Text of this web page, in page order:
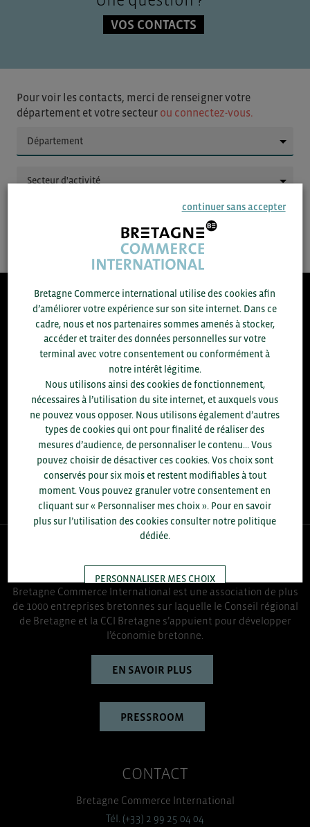
VOS CONTACTS
Pour voir les contacts, merci de renseigner votre
département et votre secteur ou connectez-vous.
SAUVEGARDER
8.300
ACCOMPAGNEMENTS RÉALISÉS EN 2025
développement commercial, conseils réglementaires, réunions
+1.700 ENTREPRISES DIFFÉRENTES
accompagnées par notre équipe en 2025
96 % D'ENTREPRISES SATISFAITES
enquête réalisée auprès de 300 entreprises
QUI-SOMMES NOUS ?
Bretagne Commerce International est une association de plus
de 1000 entreprises bretonnes sur laquelle le Conseil régional
de Bretagne et la CCI Bretagne s’appuient pour développer
l’économie bretonne.
EN SAVOIR PLUS
PRESSROOM
CONTACT
Bretagne Commerce International
Tél. (+33) 2 99 25 04 04
continuer sans accepter
Bretagne Commerce international utilise des cookies afin
d’améliorer votre expérience sur son site internet. Dans ce
cadre, nous et nos partenaires sommes amenés à stocker,
accéder et traiter des données personnelles sur votre
terminal avec votre consentement ou conformément à
notre intérêt légitime.
Nous utilisons ainsi des cookies de fonctionnement,
nécessaires à l’utilisation du site internet, et auxquels vous
ne pouvez vous opposer. Nous utilisons également d’autres
types de cookies qui ont pour finalité de réaliser des
mesures d’audience, de personnaliser le contenu... Vous
pouvez choisir de désactiver ces cookies. Vos choix sont
conservés pour six mois et restent modifiables à tout
moment. Vous pouvez granuler votre consentement en
cliquant sur « Personnaliser mes choix ». Pour en savoir
plus sur l’utilisation des cookies consulter notre politique
dédiée.
PERSONNALISER MES CHOIX
TOUT ACCEPTER